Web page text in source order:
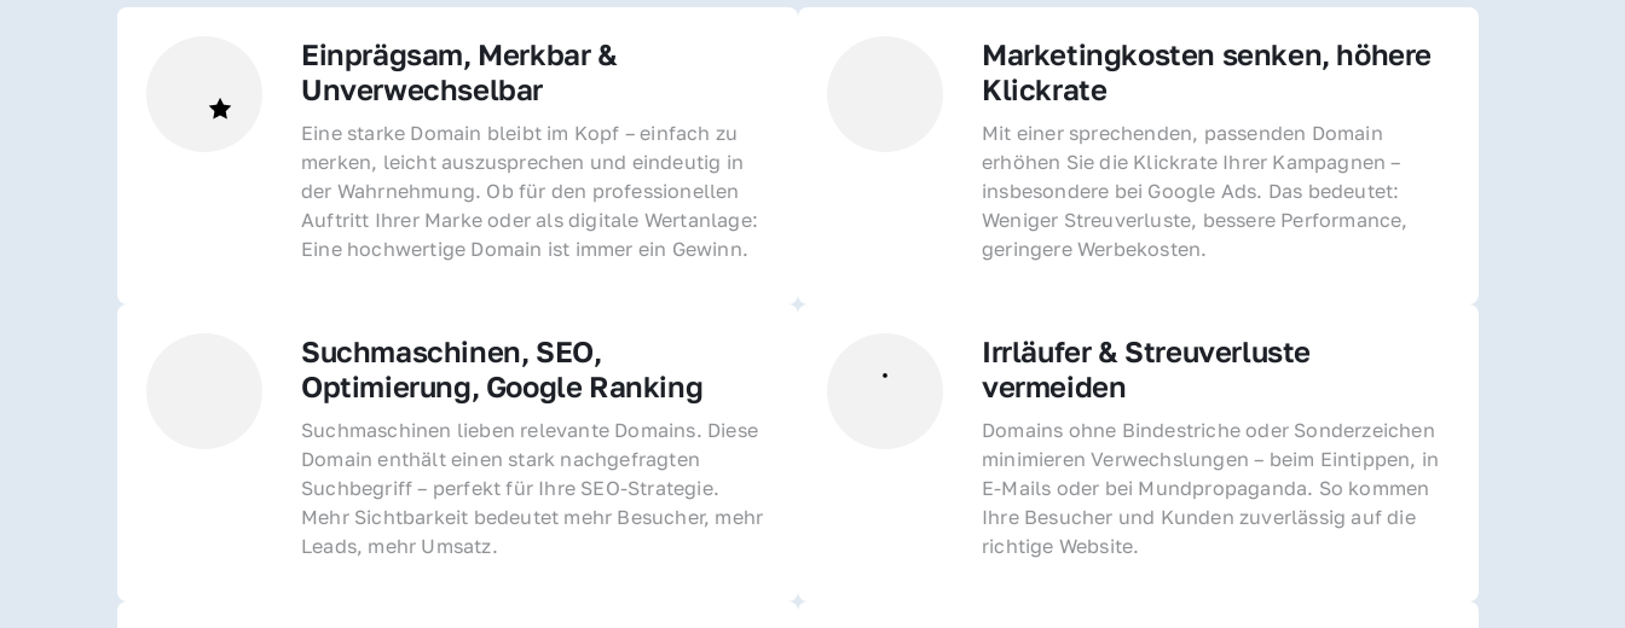
Einprägsam, Merkbar &
Unverwechselbar
Eine starke Domain bleibt im Kopf – einfach zu
merken, leicht auszusprechen und eindeutig in
der Wahrnehmung. Ob für den professionellen
Auftritt Ihrer Marke oder als digitale Wertanlage:
Eine hochwertige Domain ist immer ein Gewinn.
Marketingkosten senken, höhere
Klickrate
Mit einer sprechenden, passenden Domain
erhöhen Sie die Klickrate Ihrer Kampagnen –
insbesondere bei Google Ads. Das bedeutet:
Weniger Streuverluste, bessere Performance,
geringere Werbekosten.
Suchmaschinen, SEO,
Optimierung, Google Ranking
Suchmaschinen lieben relevante Domains. Diese
Domain enthält einen stark nachgefragten
Suchbegriff – perfekt für Ihre SEO-Strategie.
Mehr Sichtbarkeit bedeutet mehr Besucher, mehr
Leads, mehr Umsatz.
Irrläufer & Streuverluste
vermeiden
Domains ohne Bindestriche oder Sonderzeichen
minimieren Verwechslungen – beim Eintippen, in
E-Mails oder bei Mundpropaganda. So kommen
Ihre Besucher und Kunden zuverlässig auf die
richtige Website.